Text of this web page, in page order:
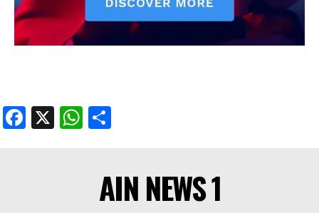
Facebook
X WhatsApp
AIN NEWS 1